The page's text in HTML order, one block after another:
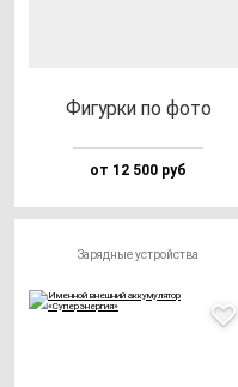
Фигур­ки по фо­то
от 12 500 руб
Зарядные устройства